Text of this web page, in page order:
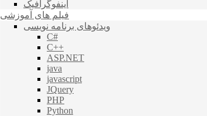
اینفوگرافیک
فیلم های آموزشی
ویدئوهای برنامه نویسی
C#
C++
ASP.NET
java
javascript
JQuery
PHP
Python